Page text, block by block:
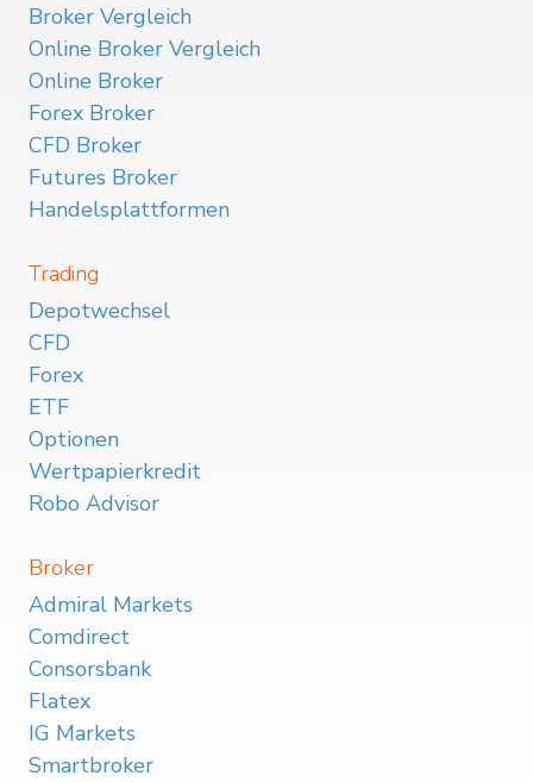
Broker Vergleich
Online Broker Vergleich
Online Broker
Forex Broker
CFD Broker
Futures Broker
Handelsplattformen
Trading
Depotwechsel
CFD
Forex
ETF
Optionen
Wertpapierkredit
Robo Advisor
Broker
Admiral Markets
Comdirect
Consorsbank
Flatex
IG Markets
Smartbroker